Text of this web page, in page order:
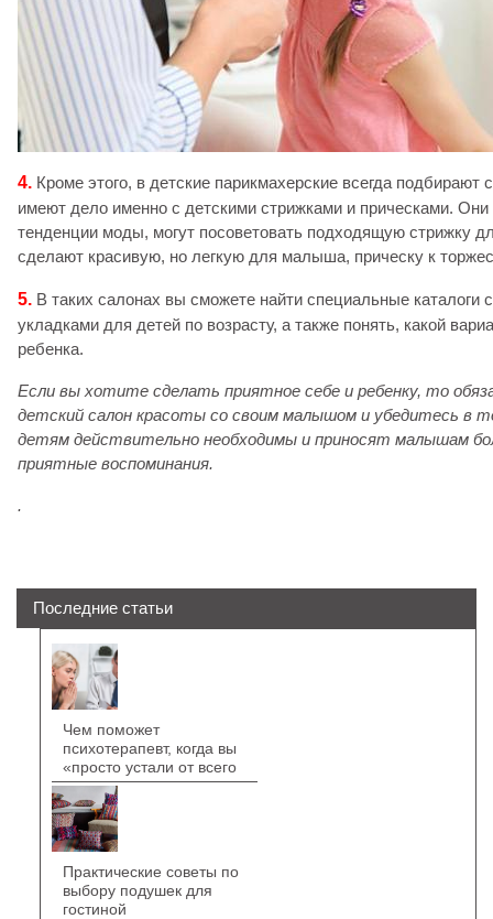
4. Кроме этого, в детские парикмахерские всегда подбирают
имеют дело именно с детскими стрижками и прическами.
тенденции моды, могут посоветовать подходящую стрижку
сделают красивую, но легкую для малыша, прическу к
5. В таких салонах вы сможете найти специальные каталоги
укладками для детей по возрасту, а также понять, какой
ребенка.
Если вы хотите сделать приятное себе и ребенку, то
детский салон красоты со своим малышом и убедитесь в
детям действительно необходимы и приносят малышам
приятные воспоминания.
.
Последние статьи
Чем поможет
психотерапевт, когда вы
«просто устали от всего
Практические советы по
выбору подушек для
гостиной